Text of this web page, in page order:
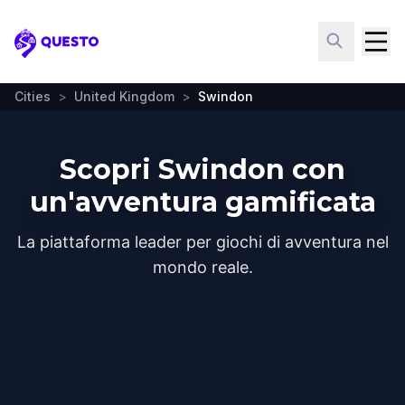
Questo
Cities > United Kingdom > Swindon
Scopri Swindon con
un'avventura gamificata
La piattaforma leader per giochi di avventura nel
mondo reale.